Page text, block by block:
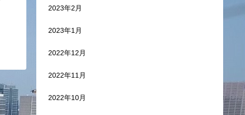
2023年2月
2023年1月
2022年12月
2022年11月
2022年10月